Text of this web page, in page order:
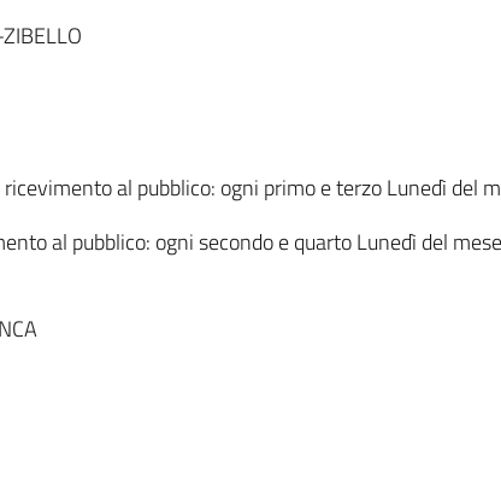
al pubblico: ogni primo e terzo Lunedì del
al pubblico: ogni secondo e quarto Lunedì del